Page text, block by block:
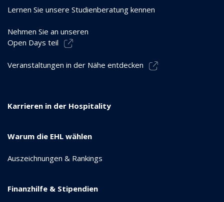
Lernen Sie unsere Studienberatung kennen
Nehmen Sie an unseren
Open Days teil
Veranstaltungen in der Nähe entdecken
Karrieren in der Hospitality
Warum die EHL wählen
Auszeichnungen & Rankings
Finanzhilfe & Stipendien